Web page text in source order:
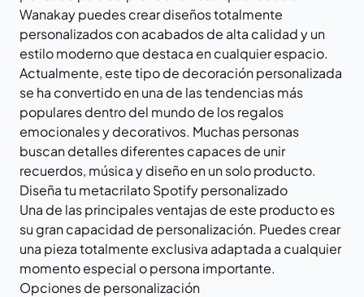
Wanakaypuedes crear diseños totalmente
personalizados con acabados de alta calidad y un
estilo moderno que destaca en cualquier espacio.
Actualmente, este tipo de decoración personalizada
se ha convertido en una de las tendencias más
populares dentro del mundo de los regalos
emocionales y decorativos. Muchas personas
buscan detalles diferentes capaces de unir
recuerdos, música y diseño en un solo producto.
Diseña tu metacrilato Spotify personalizado
Una de las principales ventajas de este producto es
su gran capacidad de personalización. Puedes crear
una pieza totalmente exclusiva adaptada a cualquier
momento especial o persona importante.
Opciones de personalización